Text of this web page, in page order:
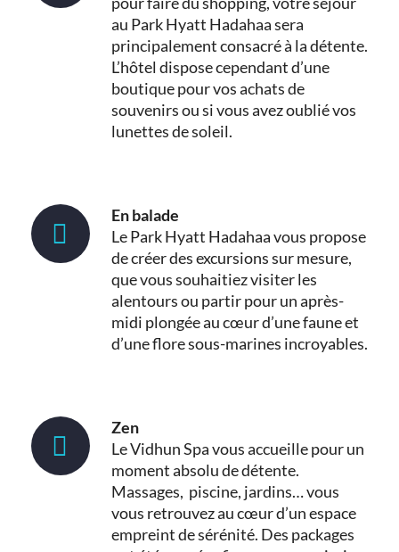
au Park Hyatt Hadahaa sera
principalement consacré à la détente.
L’hôtel dispose cependant d’une
boutique pour vos achats de
souvenirs ou si vous avez oublié vos
lunettes de soleil.
En balade
Le Park Hyatt Hadahaa vous propose
de créer des excursions sur mesure,
que vous souhaitiez visiter les
alentours ou partir pour un après-
midi plongée au cœur d’une faune et
d’une flore sous-marines incroyables.
Zen
Le Vidhun Spa vous accueille pour un
moment absolu de détente.
Massages, piscine, jardins… vous
vous retrouvez au cœur d’un espace
empreint de sérénité. Des packages